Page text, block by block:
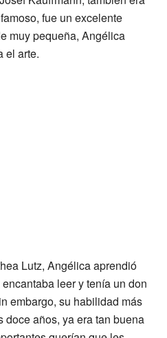
fue un excelente
muy pequeña, Angélica
el arte.
Lutz, Angélica aprendió
leer y tenía un don
embargo, su habilidad más
doce años, ya era tan buena